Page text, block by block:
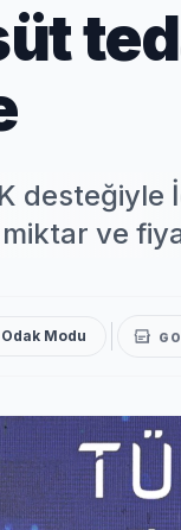
desteğiyle
ve
Odak Modu